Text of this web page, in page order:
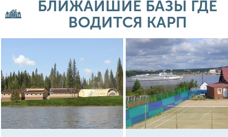
путь до Нижнего Тагила
составит 240 км.
маршруту Челябинск –
Долгодеревенское – Тюбук –
Булзи - Клепалово.
населенный пункт около
порядка 2 км до водоема по
грунтовой дороге,
озеро по восточному берегу.
БЛИЖАЙШИЕ БАЗЫ ГДЕ
ВОДИТСЯ КАРП